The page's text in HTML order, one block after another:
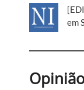
em